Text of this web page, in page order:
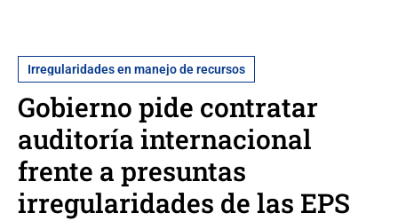
Irregularidades en manejo de recursos
Gobierno pide contratar
auditoría internacional
frente a presuntas
irregularidades de las EPS